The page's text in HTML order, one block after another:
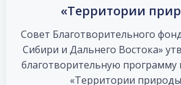
«Территории
Совет Благотворительного
Сибири и Дальнего Востока»
благотворительную программу
«Территории